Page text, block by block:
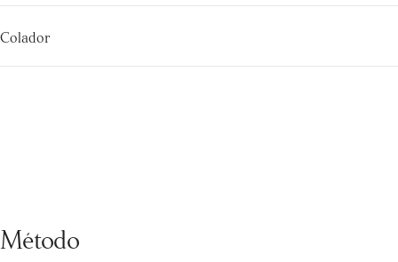
Colador
Método